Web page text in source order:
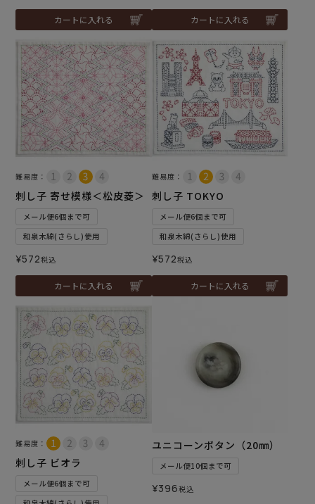
カートに入れる カートに入れる
難易度：
刺し子 寄せ模様＜松皮菱＞
メール便6個まで可
和泉木綿(さらし)使用
¥572税込
カートに入れる
難易度：
刺し子 TOKYO
メール便6個まで可
和泉木綿(さらし)使用
¥572税込
カートに入れる
難易度：
刺し子 ビオラ
メール便6個まで可
ユニコーンボタン（20㎜）
メール便10個まで可
¥396税込